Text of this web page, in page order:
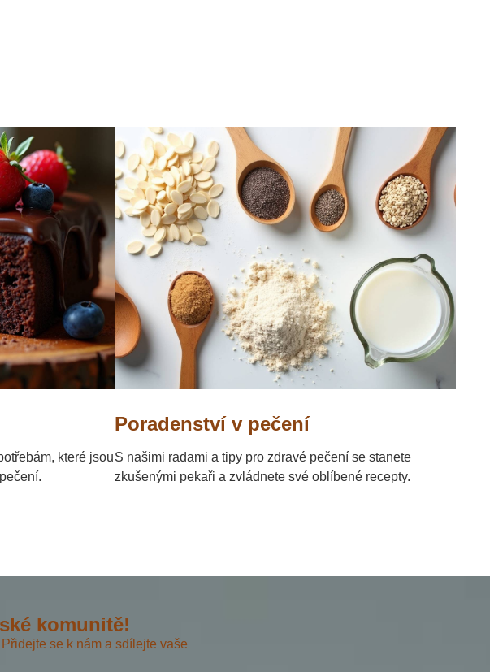
které jsou
Poradenství v pečení
S našimi radami a tipy pro zdravé pečení se stanete
zkušenými pekaři a zvládnete své oblíbené recepty.
komunitě!
se k nám a sdílejte vaše